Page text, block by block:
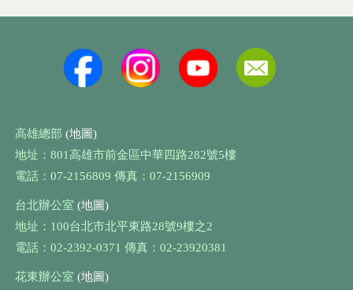
高雄總部 (地圖)
地址：801高雄市前金區中華四路282號5樓
電話：07-2156809 傳真：07-2156909
台北辦公室 (地圖)
地址：100台北市北平東路28號9樓之2
電話：02-2392-0371 傳真：02-23920381
花東辦公室 (地圖)